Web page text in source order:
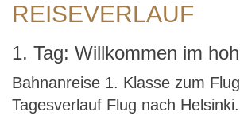
REISEVERLAUF
1. Tag: Willkommen im
Bahnanreise 1. Klasse zum
Tagesverlauf Flug nach